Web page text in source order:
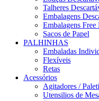
Talheres
Embalagens
Embalagens
Sacos de Papel
PALHINHAS
Embaladas
Flexíveis
Retas
Acessórios
Agitadores /
Utensilios de